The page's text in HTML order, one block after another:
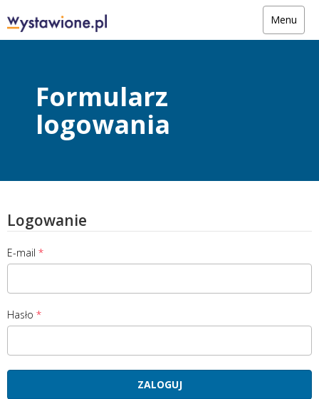
Menu
Formularz
logowania
Logowanie
E-mail
Hasło